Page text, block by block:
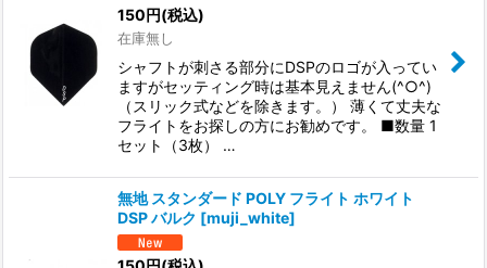
150円(税込)
在庫無し
シャフトが刺さる部分にDSPのロゴが入ってい
ますがセッティング時は基本見えません(^○^)
（スリック式などを除きます。） 薄くて丈夫な
フライトをお探しの方にお勧めです。 ■数量 1
セット（3枚） …
無地 スタンダード POLY フライト ホワイト
DSP バルク [muji_white]